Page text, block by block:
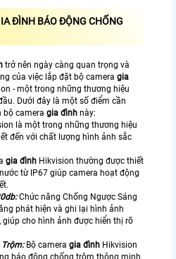
ĐÌNH BÁO ĐỘNG CHỐNG
trở nên ngày càng quan trọng và
của việc lắp đặt bộ camera gia
- một trong những thương hiệu
Dưới đây là một số điểm cần
bộ camera gia đình này:
là một trong những thương hiệu
đến với chất lượng hình ảnh sắc
gia đình Hikvision thường được thiết
từ IP67 giúp camera hoạt động
Chức năng Chống Ngược Sáng
phát hiện và ghi lại hình ảnh
cho hình ảnh được hiển thị rõ
Bộ camera gia đình Hikvision
báo động chống trộm thông minh,